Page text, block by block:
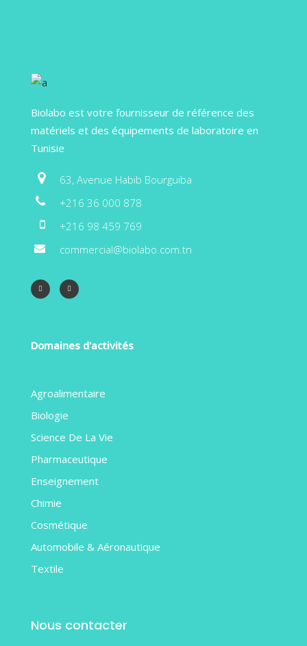
Biolabo est votre fournisseur de référence des
matériels et des équipements de laboratoire en
Tunisie
63, Avenue Habib Bourguiba
+216 36 000 878
+216 98 459 769
commercial@biolabo.com.tn
Domaines d'activités
Agroalimentaire
Biologie
Science De La Vie
Pharmaceutique
Enseignement
Chimie
Cosmétique
Automobile & Aéronautique
Textile
Nous contacter